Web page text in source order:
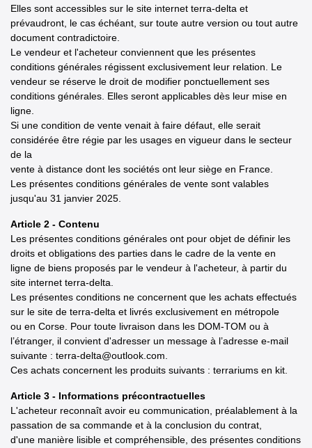
Elles sont accessibles sur le site internet terra-delta et
prévaudront, le cas échéant, sur toute autre version ou tout autre
document contradictoire.
Le vendeur et l'acheteur conviennent que les présentes
conditions générales régissent exclusivement leur relation. Le
vendeur se réserve le droit de modifier ponctuellement ses
conditions générales. Elles seront applicables dès leur mise en
ligne.
Si une condition de vente venait à faire défaut, elle serait
considérée être régie par les usages en vigueur dans le secteur
de la
vente à distance dont les sociétés ont leur siège en France.
Les présentes conditions générales de vente sont valables
jusqu'au 31 janvier 2025.
Article 2 - Contenu
Les présentes conditions générales ont pour objet de définir les
droits et obligations des parties dans le cadre de la vente en
ligne de biens proposés par le vendeur à l'acheteur, à partir du
site internet terra-delta.
Les présentes conditions ne concernent que les achats effectués
sur le site de terra-delta et livrés exclusivement en métropole
ou en Corse. Pour toute livraison dans les DOM-TOM ou à
l’étranger, il convient d'adresser un message à l’adresse e-mail
suivante : terra-delta@outlook.com.
Ces achats concernent les produits suivants : terrariums en kit.
Article 3 - Informations précontractuelles
L'acheteur reconnaît avoir eu communication, préalablement à la
passation de sa commande et à la conclusion du contrat,
d'une manière lisible et compréhensible, des présentes conditions